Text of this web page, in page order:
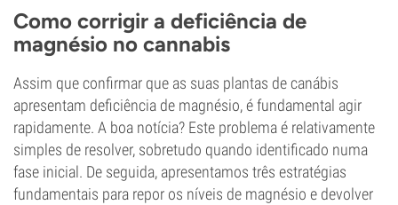
Como corrigir a deficiência de
magnésio no cannabis
Assim que confirmar que as suas plantas de canábis
apresentam deficiência de magnésio, é fundamental agir
rapidamente. A boa notícia? Este problema é relativamente
simples de resolver, sobretudo quando identificado numa
fase inicial. De seguida, apresentamos três estratégias
fundamentais para repor os níveis de magnésio e devolver